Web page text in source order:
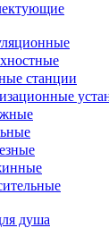
станции
душа